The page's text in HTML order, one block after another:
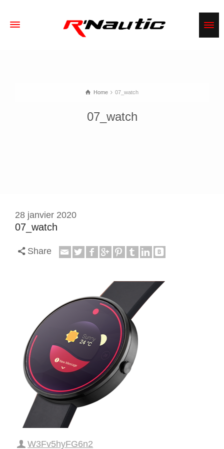
Home 07_watch
07_watch
28 janvier 2020
07_watch
Share
W3Fv5hyFG6n2